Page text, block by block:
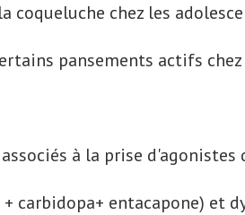
coqueluche chez les
pansements actifs
à la prise d'agonistes
carbidopa+ entacapone) et